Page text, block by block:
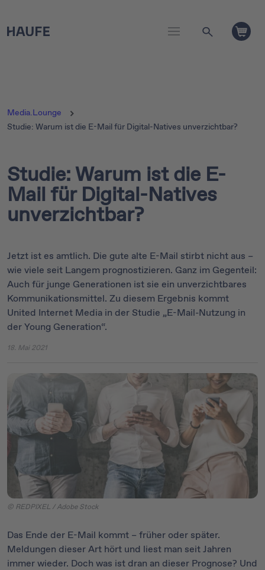
Media.Lounge
Studie: Warum ist die E-Mail für Digital-Natives unverzichtbar?
Studie: Warum ist die E-
Mail für Digital-Natives
unverzichtbar?
Jetzt ist es amtlich. Die gute alte E-Mail stirbt nicht aus –
wie viele seit Langem prognostizieren. Ganz im Gegenteil:
Auch für junge Generationen ist sie ein unverzichtbares
Kommunikationsmittel. Zu diesem Ergebnis kommt
United Internet Media in der Studie „E-Mail-Nutzung in
der Young Generation“.
18. Mai 2021
© REDPIXEL / Adobe Stock
Das Ende der E-Mail kommt – früher oder später.
Meldungen dieser Art hört und liest man seit Jahren
immer wieder. Doch was ist dran an dieser Prognose? Und